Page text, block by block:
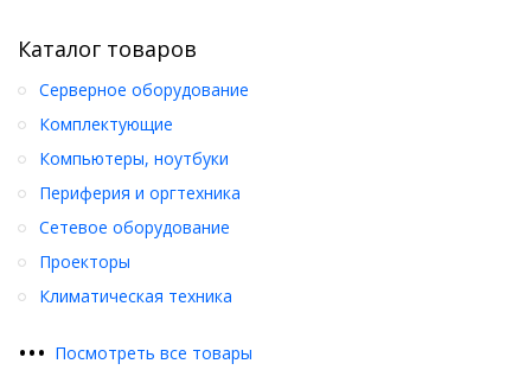
Каталог товаров
Серверное оборудование
Комплектующие
Компьютеры, ноутбуки
Периферия и оргтехника
Сетевое оборудование
Проекторы
Климатическая техника
••• Посмотреть все товары